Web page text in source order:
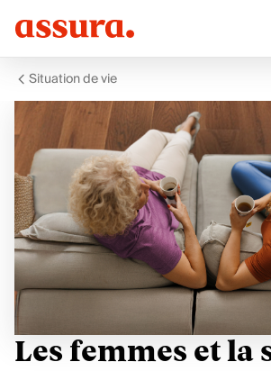
Situation de vie
Les femmes et la